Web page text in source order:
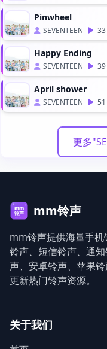
Pinwheel
SEVENTEEN 33
Happy Ending
SEVENTEEN 39
April shower
SEVENTEEN 51
更多
mm铃声
mm铃声提供海量手
铃声、短信铃声、通
声、安卓铃声、苹果
更新热门铃声资源。
关于我们